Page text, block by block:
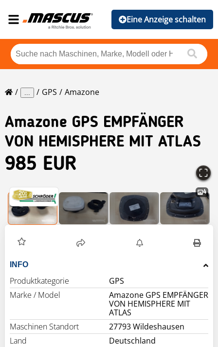
Eine Anzeige schalten
... GPS Amazone
Amazone GPS EMPFÄNGER
VON HEMISPHERE MIT ATLAS
985 EUR
4
INFO
Produktkategorie
GPS
Marke / Model
Amazone GPS EMPFÄNGER
VON HEMISPHERE MIT
ATLAS
Maschinen Standort
27793 Wildeshausen
Land
Deutschland